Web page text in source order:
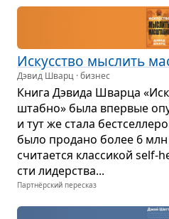
Искус­ство мыс­лить
Дэвид Шварц · бизнес
Книга Дэвида Шварца
штабно» была впер­вые
и тут же стала
было про­дано более 6 млн
счи­та­ется клас­си­кой
сти лидер­ства...
Партнёрский пересказ